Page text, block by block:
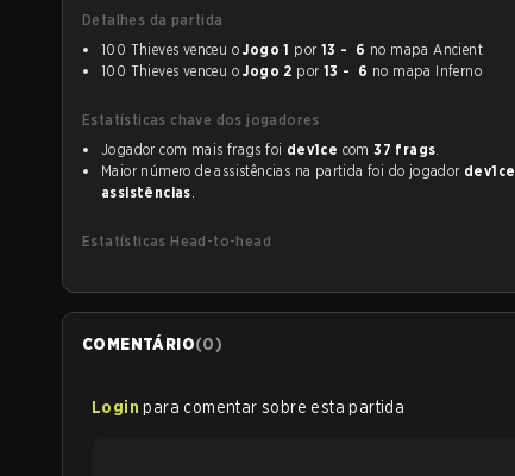
Detalhes da partida
100 Thieves venceu oJogo 1 por 13 - 6 no mapa Ancient
100 Thieves venceu oJogo 2 por 13 - 6 no mapa Inferno
Estatísticas chave dos jogadores
Jogador com mais frags foi dev1ce com37 frags.
Maior número de assistências na partida foi do jogador dev1ce
assistências.
Estatísticas Head-to-head
COMENTÁRIO(0)
Login para comentar sobre esta partida